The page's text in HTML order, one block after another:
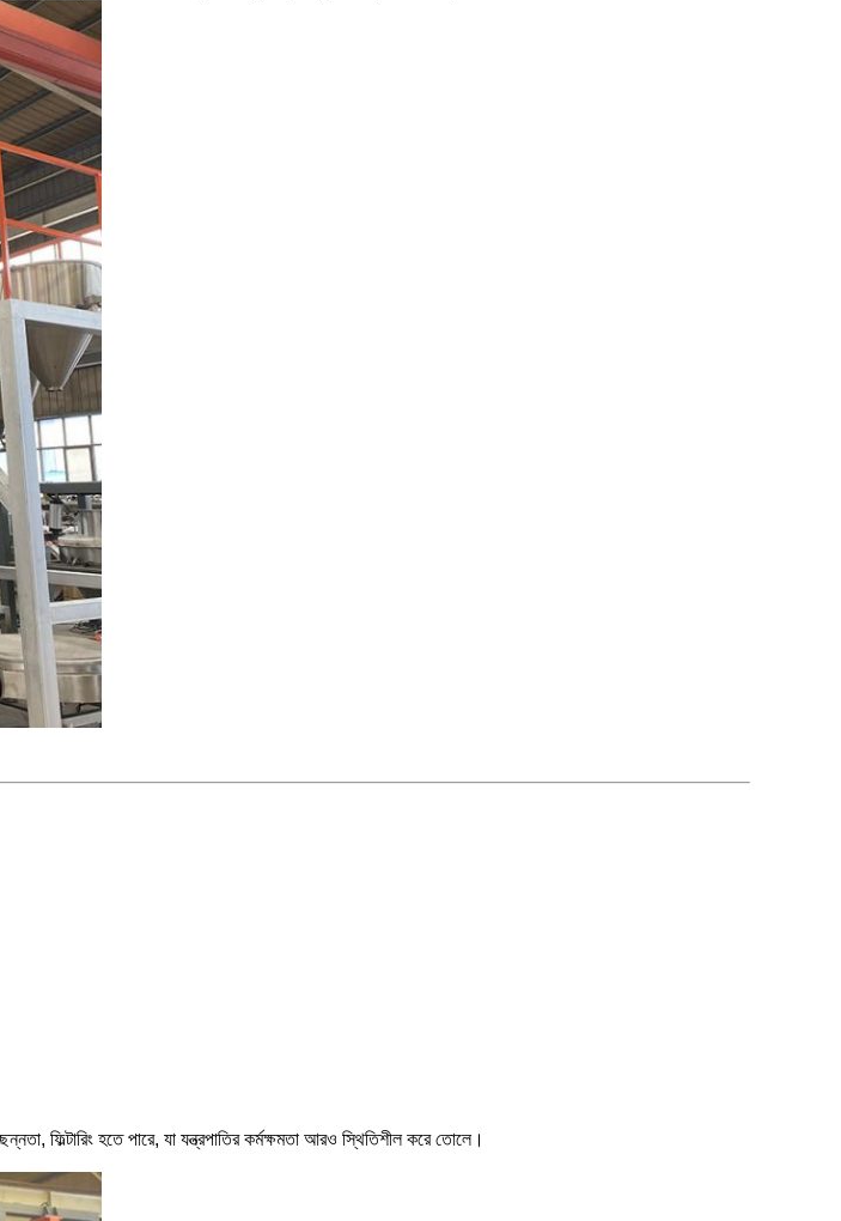
ফিল্টারিং হতে পারে, যা যন্ত্রপাতির কর্মক্ষমতা আরও স্থিতিশীল করে তোলে।